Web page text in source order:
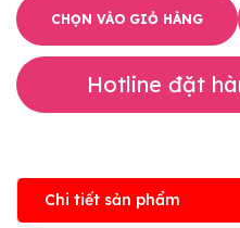
CHỌN VÀO GIỎ HÀNG
Hotline đặt
Chi tiết sản phẩm